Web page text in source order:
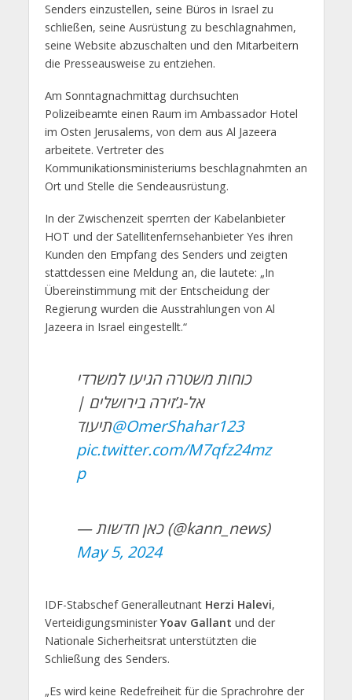
Senders einzustellen, seine Büros in Israel zu
schließen, seine Ausrüstung zu beschlagnahmen,
seine Website abzuschalten und den Mitarbeitern
die Presseausweise zu entziehen.
Am Sonntagnachmittag durchsuchten
Polizeibeamte einen Raum im Ambassador Hotel
im Osten Jerusalems, von dem aus Al Jazeera
arbeitete. Vertreter des
Kommunikationsministeriums beschlagnahmten an
Ort und Stelle die Sendeausrüstung.
In der Zwischenzeit sperrten der Kabelanbieter
HOT und der Satellitenfernsehanbieter Yes ihren
Kunden den Empfang des Senders und zeigten
stattdessen eine Meldung an, die lautete: „In
Übereinstimmung mit der Entscheidung der
Regierung wurden die Ausstrahlungen von Al
Jazeera in Israel eingestellt.“
כוחות משטרה הגיעו למשרדי
אל-ג’זירה בירושלים |
תיעוד@OmerShahar123
pic.twitter.com/M7qfz24mz
p
— כאן חדשות (@kann_news)
May 5, 2024
IDF-Stabschef Generalleutnant Herzi Halevi,
VerteidigungsministerYoav Gallant und der
Nationale Sicherheitsrat unterstützten die
Schließung des Senders.
„Es wird keine Redefreiheit für die Sprachrohre der